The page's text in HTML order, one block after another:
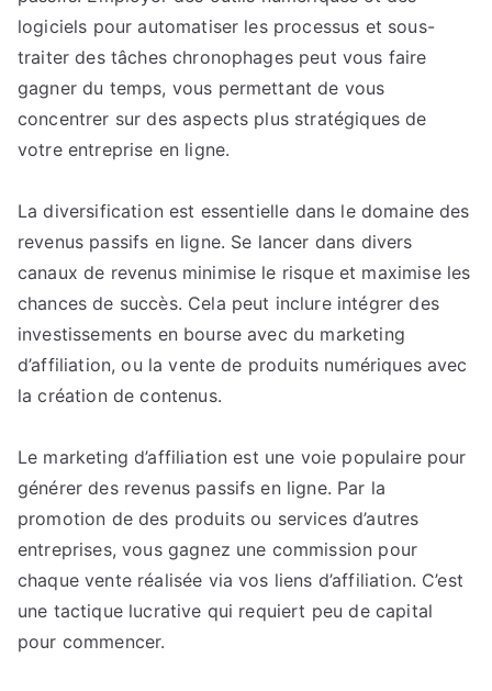
logiciels pour automatiser les processus et sous-
traiter des tâches chronophages peut vous faire
gagner du temps, vous permettant de vous
concentrer sur des aspects plus stratégiques de
votre entreprise en ligne.
La diversification est essentielle dans le domaine des
revenus passifs en ligne. Se lancer dans divers
canaux de revenus minimise le risque et maximise les
chances de succès. Cela peut inclure intégrer des
investissements en bourse avec du marketing
d’affiliation, ou la vente de produits numériques avec
la création de contenus.
Le marketing d’affiliation est une voie populaire pour
générer des revenus passifs en ligne. Par la
promotion de des produits ou services d’autres
entreprises, vous gagnez une commission pour
chaque vente réalisée via vos liens d’affiliation. C’est
une tactique lucrative qui requiert peu de capital
pour commencer.